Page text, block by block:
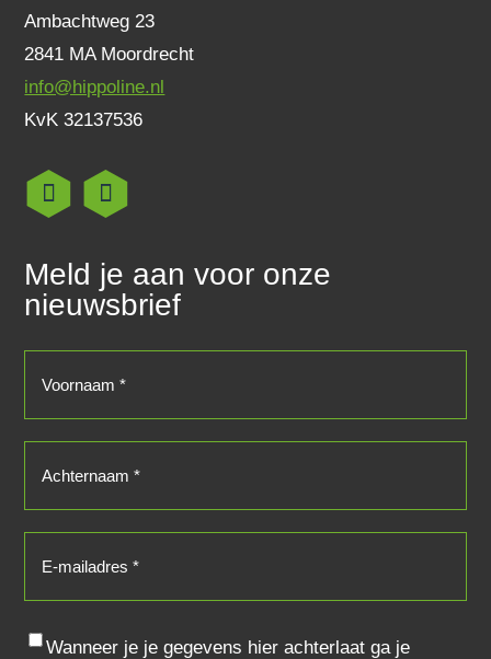
Ambachtweg 23
2841 MA Moordrecht
info@hippoline.nl
KvK 32137536
Meld je aan voor onze
nieuwsbrief
Consent
Wanneer je je gegevens hier achterlaat ga je